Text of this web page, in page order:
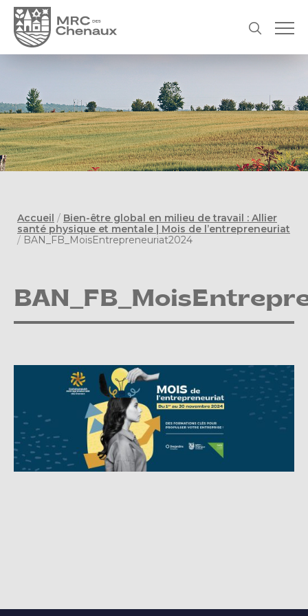
Accueil / Bien-être global en milieu de travail : Allier
santé physique et mentale | Mois de l’entrepreneuriat
/ BAN_FB_MoisEntrepreneuriat2024